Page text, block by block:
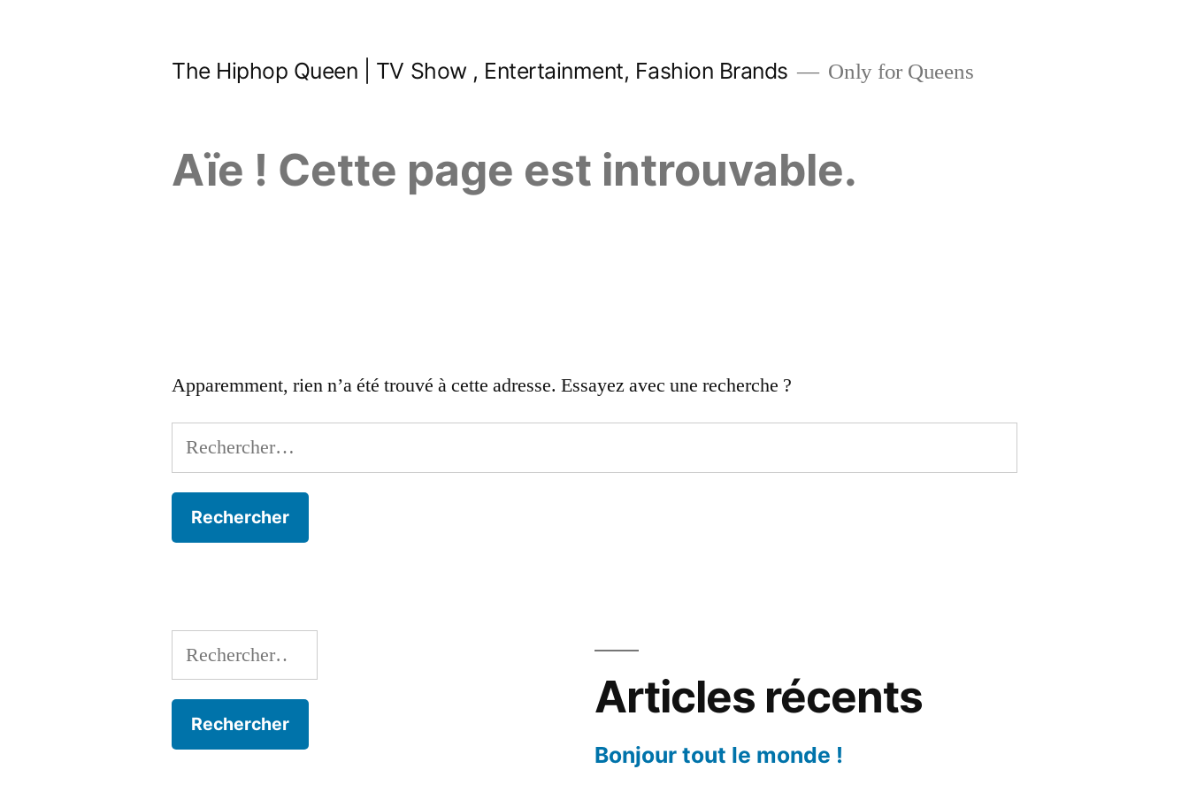
The Hiphop Queen | TV Show , Entertainment, Fashion Brands Only for Queens
Aïe ! Cette page est introuvable.
Apparemment, rien n’a été trouvé à cette adresse. Essayez avec une recherche ?
Rechercher :
Rechercher :
Articles récents
Bonjour tout le monde !